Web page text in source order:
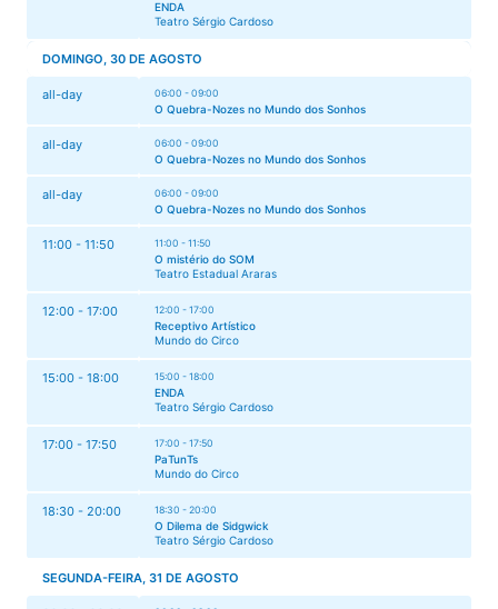
ENDA
Teatro Sérgio Cardoso
DOMINGO, 30 DE AGOSTO
all-day 06:00 - 09:00
O Quebra-Nozes no Mundo dos Sonhos
all-day 06:00 - 09:00
O Quebra-Nozes no Mundo dos Sonhos
all-day 06:00 - 09:00
O Quebra-Nozes no Mundo dos Sonhos
11:00 - 11:50 11:00 - 11:50
O mistério do SOM
Teatro Estadual Araras
12:00 - 17:00 12:00 - 17:00
Receptivo Artístico
Mundo do Circo
15:00 - 18:00 15:00 - 18:00
ENDA
Teatro Sérgio Cardoso
17:00 - 17:50 17:00 - 17:50
PaTunTs
Mundo do Circo
18:30 - 20:00 18:30 - 20:00
O Dilema de Sidgwick
Teatro Sérgio Cardoso
SEGUNDA-FEIRA, 31 DE AGOSTO